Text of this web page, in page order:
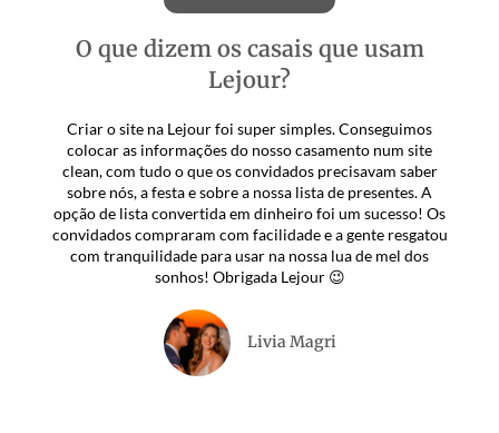
O que dizem os casais que usam
Lejour?
Criar o site na Lejour foi super simples. Conseguimos
colocar as informações do nosso casamento num site
clean, com tudo o que os convidados precisavam saber
sobre nós, a festa e sobre a nossa lista de presentes. A
opção de lista convertida em dinheiro foi um sucesso! Os
convidados compraram com facilidade e a gente resgatou
com tranquilidade para usar na nossa lua de mel dos
sonhos! Obrigada Lejour 😉
Livia Magri